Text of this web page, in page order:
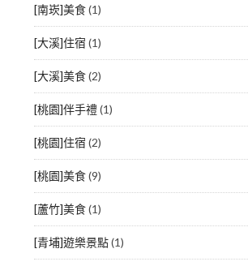
[南崁]美食(1)
[大溪]住宿 (1)
[大溪]美食(2)
[桃園]伴手禮(1)
[桃園]住宿 (2)
[桃園]美食(9)
[蘆竹]美食(1)
[青埔]遊樂景點(1)